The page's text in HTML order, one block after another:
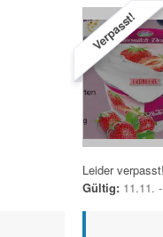
Verpasst!
Leider verpasst!
Gültig: 11.11.